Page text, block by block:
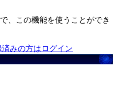
、この機能を使うことができ
済みの方はログイン